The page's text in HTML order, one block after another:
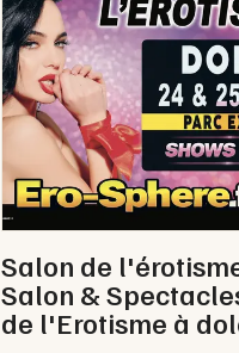
39
Salon de
Salon &
de l'Erotisme à